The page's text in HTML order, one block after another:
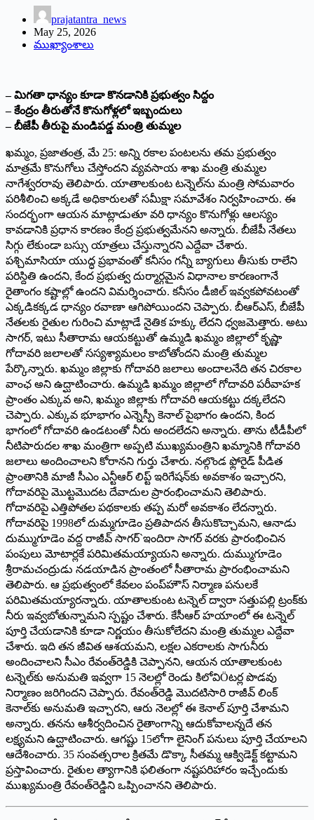
prajatantra_news
May 25, 2026
ముఖ్యాంశాలు
– మిగతా ధాన్యం కూడా కొనడానికి ప్రభుత్వం సిద్దం
– కేంద్రం తీరుతోనే కొనుగోళ్లలో ఇబ్బందులు
– బీజేపీ తీరుపై మండిపడ్డ మంత్రి తుమ్మల
ఖమ్మం, ప్రజాతంత్ర, మే 25: అన్ని రకాల పంటలను తమ ప్రభుత్వం
మాత్రమే కొనుగోలు చేస్తోందని వ్యవసాయ శాఖ మంత్రి తుమ్మల
నాగేశ్వరరావు తెలిపారు. యాతాలకుంట టన్నెల్‌ను మంత్రి సోమవారం
పరిశీలించి అక్కడే అధికారులతో సమీక్షా సమావేశం నిర్వహించారు. ఈ
సందర్భంగా ఆయన మాట్లాడుతూ వరి ధాన్యం కొనుగోళ్లు ఆలస్యం
కావడానికి ప్రధాన కారణం కేంద్ర ప్రభుత్వమేనని అన్నారు. బీజేపీ నేతలు
సిగ్గు లేకుండా బస్సు యాత్రలు చేస్తున్నారని ఎద్దేవా చేశారు.
పశ్చిమాసియా యుద్ధ ప్రభావంతో కనీసం గన్నీ బ్యాగులు తీసుకు రాలేని
పరిస్దితి ఉందని, కేంద ప్రభుత్వ దుర్మార్గమైన విధానాల కారణంగానే
రైతాంగం కష్టాల్లో ఉందని విమర్శించారు. కనీసం డీజిల్ ఇవ్వకపోవటంతో
ఎక్కడికక్కడ ధాన్యం రవాణా ఆగిపోయిందని చెప్పారు. బీఆర్ఎస్, బీజేపీ
నేతలకు రైతుల గురించి మాట్లాడే నైతిక హక్కు లేదని ధ్వజమెత్తారు. అటు
సాగర్, ఇటు సీతారామ ఆయకట్టుతో ఉమ్మడి ఖమ్మం జిల్లాలో కృష్ణా
గోదావరి జలాలతో సస్యశ్యామలం కాబోతోందని మంత్రి తుమ్మల
పేర్కొన్నారు. ఖమ్మం జిల్లాకు గోదావరి జలాలు అందాలనేది తన చిరకాల
వాంఛ అని ఉద్ఘాటించారు. ఉమ్మడి ఖమ్మం జిల్లాలో గోదావరి పరీవాహక
ప్రాంతం ఎక్కువ అని, ఖమ్మం జిల్లాకు గోదావరి ఆయకట్టు దక్కలేదని
చెప్పారు. ఎక్కువ భూభాగం ఎన్నెస్పీ కెనాల్ పైభాగం ఉందని, కింద
భాగంలో గోదావరి ఉండటంతో నీరు అందలేదని అన్నారు. తాను టీడీపీలో
నీటిపారుదల శాఖ మంత్రిగా అప్పటి ముఖ్యమంత్రిని ఖమ్మానికి గోదావరి
జలాలు అందించాలని కోరానని గుర్తు చేశారు. నల్గొండ ఫ్లోరైడ్ పీడిత
ప్రాంతానికి మాజీ సీఎం ఎన్టీఆర్ లిప్ట్ ఇరిగేషన్‌కు అవకాశం ఇచ్చారని,
గోదావరిపై మొట్టమొదట దేవాదుల ప్రారంభించామని తెలిపారు.
గోదావరిపై ఎత్తిపోతల పథకాలకు తప్ప మరో అవకాశం లేదన్నారు.
గోదావరిపై 1998లో దుమ్మగూడెం ప్రతిపాదన తీసుకొచ్చామని, ఆనాడు
దుమ్ముగూడెం వద్ద రాజీవ్ సాగర్`ఇందిరా సాగర్ వరకు ప్రారంభించిన
పంపులు మోటార్లకే పరిమితమయ్యాయని అన్నారు. దుమ్ముగూడెం
శ్రీరామచంద్రుడు నడయాడిన ప్రాంతంలో సీతారామ ప్రారంభించామని
తెలిపారు. ఆ ప్రభుత్వంలో కేవలం పంప్‌హౌస్ నిర్మాణ పనులకే
పరిమితమయ్యారన్నారు. యాతాలకుంట టన్నెల్ ద్వారా సత్తుపల్లి ట్రంక్‌కు
నీరు ఇవ్వబోతున్నామని స్పష్టం చేశారు. కేసీఆర్ హయాంలో ఈ టన్నెల్
పూర్తి చేయడానికి కూడా నిర్ణయం తీసుకోలేదని మంత్రి తుమ్మల ఎద్దేవా
చేశారు. ఇది తన జీవిత ఆశయమని, లక్షల ఎకరాలకు సాగునీరు
అందించాలని సీఎం రేవంత్‌రెడ్డికి చెప్పానని, ఆయన యాతాలకుంట
టన్నెల్‌కు అనుమతి ఇవ్వగా 15 నెలల్లో రెండు కిలోవిÖటర్ల పొడవు
నిర్మాణం జరిగిందని చెప్పారు. రేవంత్‌రెడ్డి మొదటిసారి రాజీవ్ లింక్
కెనాల్‌కు అనుమతి ఇచ్చారని, ఆరు నెలల్లో ఈ కెనాల్ పూర్తి చేశామని
అన్నారు. తనను ఆశీర్వదించిన రైతాంగాన్ని ఆదుకోవాలన్నదే తన
లక్ష్యమని ఉద్ఘాటించారు. ఆగష్టు 15లోగా లైనింగ్ పనులు పూర్తి చేయాలని
ఆదేశించారు. 35 సంవత్సరాల క్రితమే డొక్కా సీతమ్మ ఆక్విడెక్ట్ కట్టామని
ప్రస్తావించారు. రైతుల త్యాగానికి ఫలితంగా నష్టపరిహారం ఇచ్చేందుకు
ముఖ్యమంత్రి రేవంత్‌రెడ్డిని ఒప్పించానని తెలిపారు.